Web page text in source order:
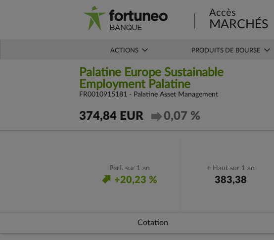
Accès
MARCHÉS
ACTIONS PRODUITS DE BOURSE
Palatine Europe Sustainable
Employment Palatine
FR0010915181 - Palatine Asset Management
374,84 EUR 0,07 %
Perf. sur 1 an
+20,23 %
+ Haut sur 1 an
383,38
Cotation